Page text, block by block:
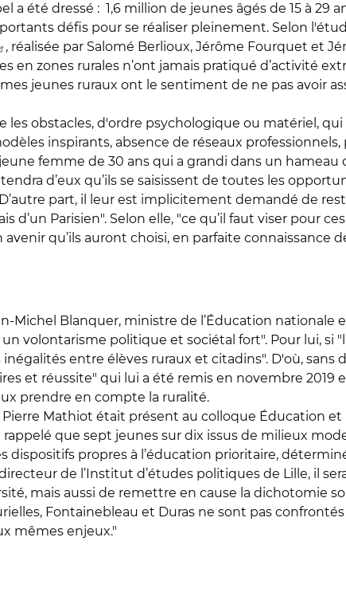
a été dressé : 1,6 million de jeunes âgés de 15 à 29
défis pour se réaliser pleinement. Selon
, réalisée par Salomé Berlioux, Jérôme Fourquet et
en zones rurales n’ont jamais pratiqué d’activité
jeunes ruraux ont le sentiment de ne pas avoir
les obstacles, d'ordre psychologique ou matériel,
inspirants, absence de réseaux
femme de 30 ans qui a grandi dans un hameau
d’eux qu’ils se saisissent de toutes les
part, il leur est implicitement demandé de
d’un Parisien". Selon elle, "ce qu’il faut viser pour
qu’ils auront choisi, en parfaite connaissance
Blanquer, ministre de l’Éducation nationale
volontarisme politique et sociétal fort". Pour lui, si
entre élèves ruraux et citadins". D'où,
et réussite" qui lui a été remis en novembre 2019
prendre en compte la ruralité.
Mathiot était présent au colloque Éducation
que sept jeunes sur dix issus de milieux
propres à l’éducation prioritaire,
de l’Institut d’études politiques de Lille, il
mais aussi de remettre en cause la dichotomie
Fontainebleau et Duras ne sont pas
mêmes enjeux."